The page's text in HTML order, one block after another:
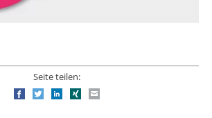
Seite teilen:
FacebookTwitterLinkedIn
Xing